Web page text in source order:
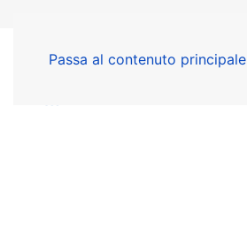
Passa al contenuto principale